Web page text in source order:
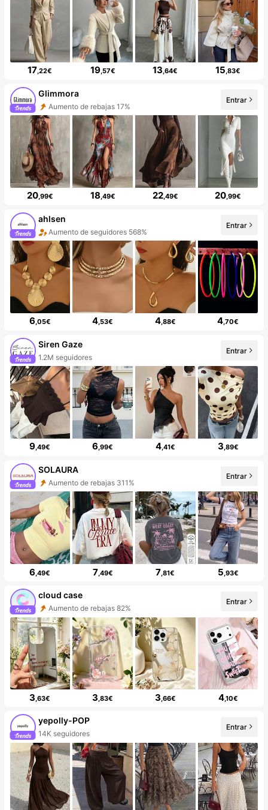
17,22€ 19,57€ 13,64€ 15,83€
Glimmora
Aumento de rebajas 17%
Entrar
20,99€ 18,49€ 22,49€ 20,99€
ahlsen
Aumento de seguidores 568%
Entrar
6,05€ 4,53€ 4,88€ 4,70€
Siren Gaze
1.2M seguidores
Entrar
9,49€ 6,99€ 4,41€ 3,89€
SOLAURA
Aumento de rebajas 311%
Entrar
6 ,49€ 7,49€ 7 ,81€ 5 ,93€
cloud case
Aumento de rebajas 82%
Entrar
3 ,63€ 3 ,83€ 3 ,66€ 4,10€
yepolly-POP
14K seguidores
Entrar